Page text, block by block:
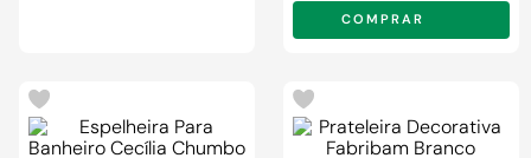
COMPRAR